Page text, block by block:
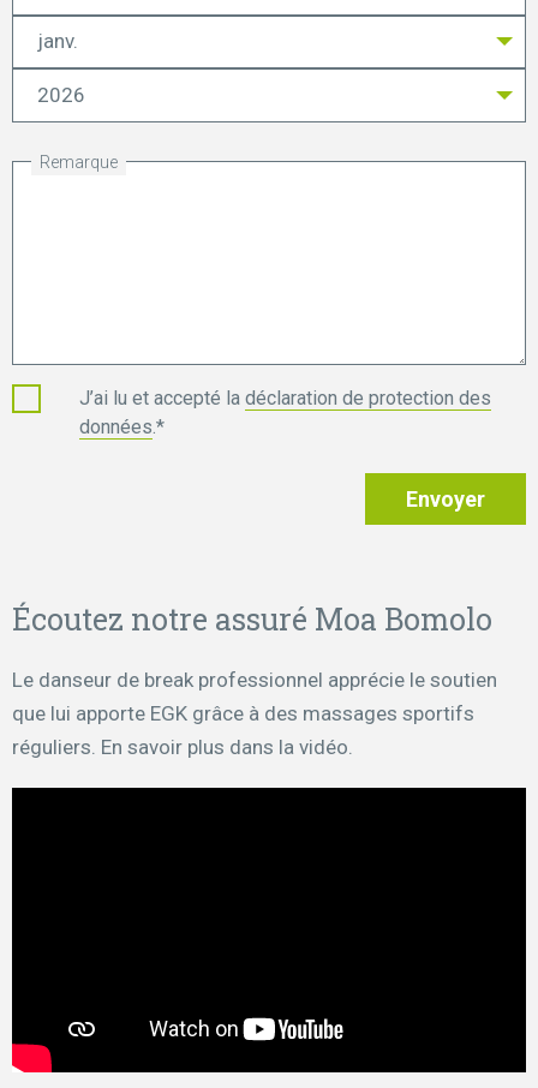
Année Mois
Remarque
J’ai lu et accepté la déclaration de protection des
données.*
Envoyer
Écoutez notre assuré Moa Bomolo
Le danseur de break professionnel apprécie le soutien
que lui apporte EGK grâce à des massages sportifs
réguliers. En savoir plus dans la vidéo.